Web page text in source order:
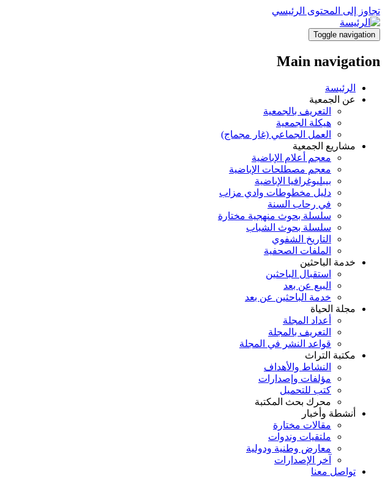
تجاوز إلى المحتوى الرئيسي
Toggle navigation
Main navigation
الرئيسة
عن الجمعية
التعريف بالجمعية
هيكلة الجمعية
العمل الجماعي (غار مجماج)
مشاريع الجمعية
معجم أعلام الإباضية
معجم مصطلحات الإباضية
بيبليوغرافيا الإباضية
دليل مخطوطات وادي مزاب
في رحاب السنة
سلسلة بحوث منهجية مختارة
سلسلة بحوث الشباب
التاريخ الشفوي
الملفات الصحفية
خدمة الباحثين
استقبال الباحثين
البيع عن بعد
خدمة الباحثين عن بعد
مجلة الحياة
أعداد المجلة
التعريف بالمجلة
قواعد النشر في المجلة
مكتبة التراث
النشاط والأهداف
مؤلفات وإصدارات
كتب للتحميل
محرك بحث المكتبة
أنشطة وأخبار
مقالات مختارة
ملتقيات وندوات
معارض وطنية ودولية
آخر الإصدارات
تواصل معنا